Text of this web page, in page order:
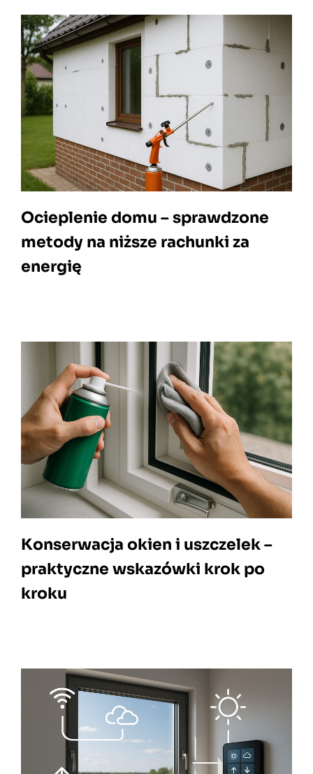
Ocieplenie domu – sprawdzone
metody na niższe rachunki za
energię
Konserwacja okien i uszczelek –
praktyczne wskazówki krok po
kroku